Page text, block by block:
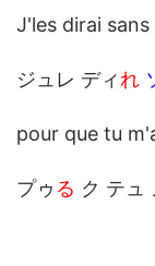
J'les dirai
ジュレ ディれ
pour que tu
プゥ る ク テュ